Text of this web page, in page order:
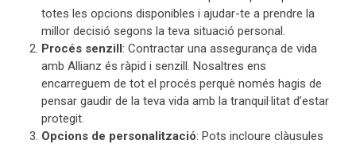
totes les opcions disponibles i ajudar-te a prendre la
millor decisió segons la teva situació personal.
Procés senzill: Contractar una assegurança de vida
amb Allianz és ràpid i senzill. Nosaltres ens
encarreguem de tot el procés perquè només hagis de
pensar gaudir de la teva vida amb la tranquil·litat d’estar
protegit.
Opcions de personalització: Pots incloure clàusules